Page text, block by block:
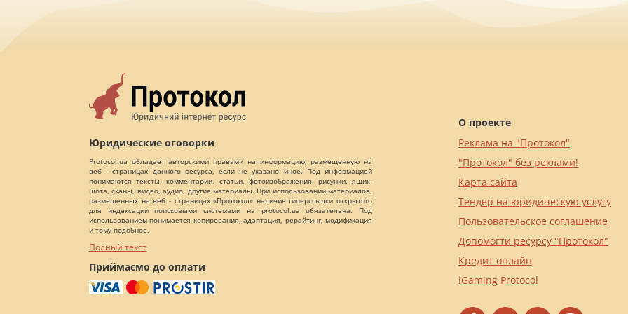
Юридические оговорки
Protocol.ua обладает авторскими правами на информацию, размещенную на
веб - страницах данного ресурса, если не указано иное. Под информацией
понимаются тексты, комментарии, статьи, фотоизображения, рисунки, ящик-
шота, сканы, видео, аудио, другие материалы. При использовании материалов,
размещенных на веб - страницах «Протокол» наличие гиперссылки открытого
для индексации поисковыми системами на protocol.ua обязательна. Под
использованием понимается копирования, адаптация, рерайтинг, модификация
и тому подобное.
Полный текст
Приймаємо до оплати
О проекте
Реклама на "Протокол"
"Протокол" без реклами!
Карта сайта
Тендер на юридическую услугу
Пользовательское соглашение
Допомогти ресурсу "Протокол"
Кредит онлайн
iGaming Protocol